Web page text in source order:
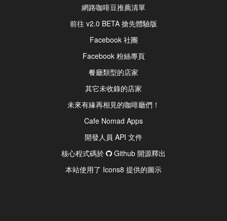
網路咖啡豆推薦清單
前往 v2.0 BETA 搶先體驗版
Facebook 社團
Facebook 粉絲專頁
餐廳類型的店家
其它未收錄的店家
未來有緣再相見的咖啡廳們！
Cafe Nomad Apps
開發人員 API 文件
核心程式碼於
Github 開源釋出
本站使用了 Icons8 提供的圖示